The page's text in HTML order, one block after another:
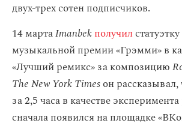
двух-трех сотен подписчиков.
14 мартаImanbekполучил
музыкальной премии «Грэмми» в
«Лучший ремикс» за композицию
The New York Timesон
за 2,5 часа в качестве
сначала появился на площадке